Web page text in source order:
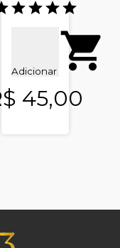
Adicionar
45,00